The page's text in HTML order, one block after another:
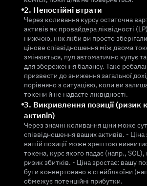
2. Непостійні втрати
Через коливання курсу остаточна
активів як провайдера ліквідності
нижчою, ніж якби ви просто
цінове співвідношення між двома
змінюється, пул автоматично купує
для збереження балансу. Таке
призвести до зниження загальної
порівняно з ситуацією, коли ви
токени й не надаєте ліквідності.
3. Викривлення позиції (ризик
активів)
Через значні коливання ціни може
співвідношення ваших активів. - Ціна
вашій позиції може зрештою
токена, курс якого падає (напр.,
ризик збитків. - Ціна зростає: вашу
бути конвертовано в стейблкоїни
обмежує потенційні прибутки.